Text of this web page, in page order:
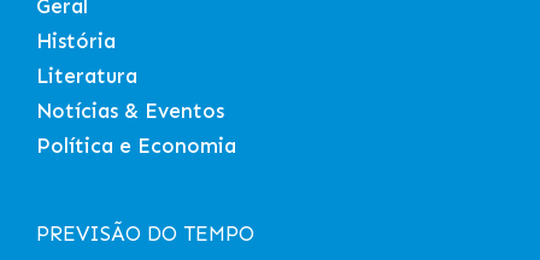
Geral
História
Literatura
Notícias & Eventos
Política e Economia
PREVISÃO DO TEMPO